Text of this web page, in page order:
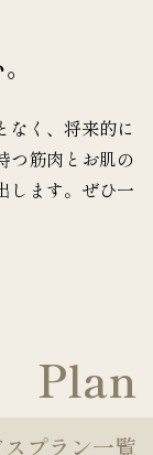
なく、将来的に
つ筋肉とお肌の
します。ぜひ一
Plan
プラン一覧